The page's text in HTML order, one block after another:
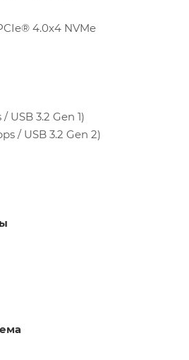
4.0x4 NVMe
USB 3.2 Gen 1)
/ USB 3.2 Gen 2)